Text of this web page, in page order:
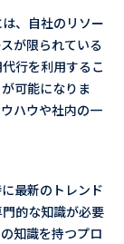
、自社のリソー
が限られている
行を利用するこ
可能になりま
ハウや社内の一
最新のトレンド
的な知識が必要
知識を持つプロ